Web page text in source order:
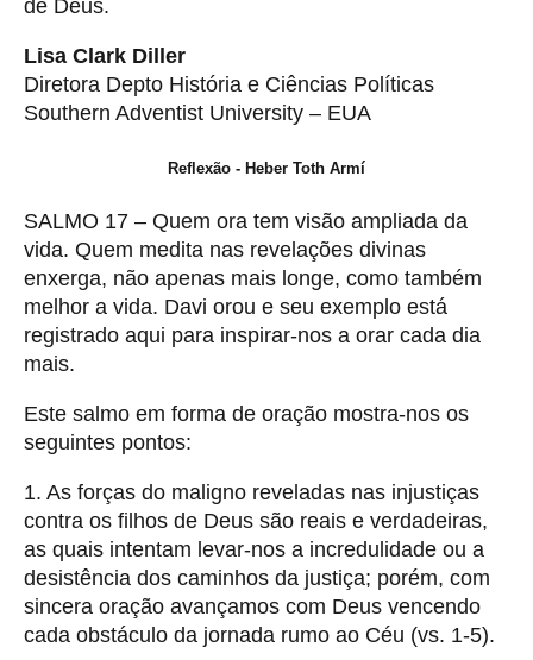
de Deus.
Lisa Clark Diller
Diretora Depto História e Ciências Políticas
Southern Adventist University – EUA
Reflexão - Heber Toth Armí
SALMO 17 – Quem ora tem visão ampliada da
vida. Quem medita nas revelações divinas
enxerga, não apenas mais longe, como também
melhor a vida. Davi orou e seu exemplo está
registrado aqui para inspirar-nos a orar cada dia
mais.
Este salmo em forma de oração mostra-nos os
seguintes pontos:
1. As forças do maligno reveladas nas injustiças
contra os filhos de Deus são reais e verdadeiras,
as quais intentam levar-nos a incredulidade ou a
desistência dos caminhos da justiça; porém, com
sincera oração avançamos com Deus vencendo
cada obstáculo da jornada rumo ao Céu (vs. 1-5).